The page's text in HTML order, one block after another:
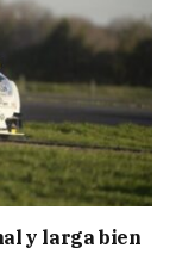
y larga bien